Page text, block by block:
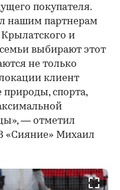
покупателя.
нашим партнерам
и
выбирают этот
не только
клиент
природы, спорта,
— отметил
«Сияние» Михаил